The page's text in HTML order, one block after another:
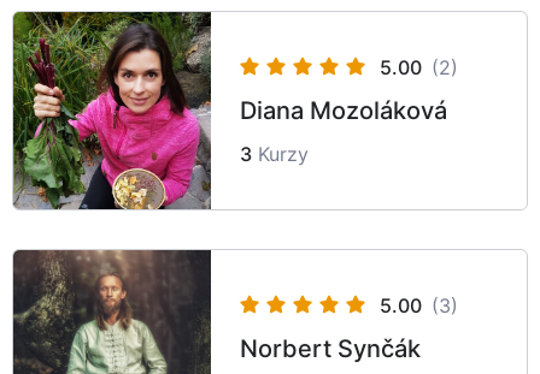
5.00 (2)
Diana Mozoláková
3 Kurzy
5.00 (3)
Norbert Synčák